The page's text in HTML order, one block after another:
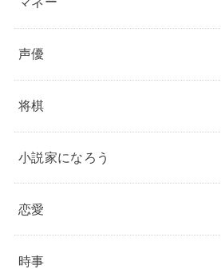
声優
将棋
小説家になろう
恋愛
時事